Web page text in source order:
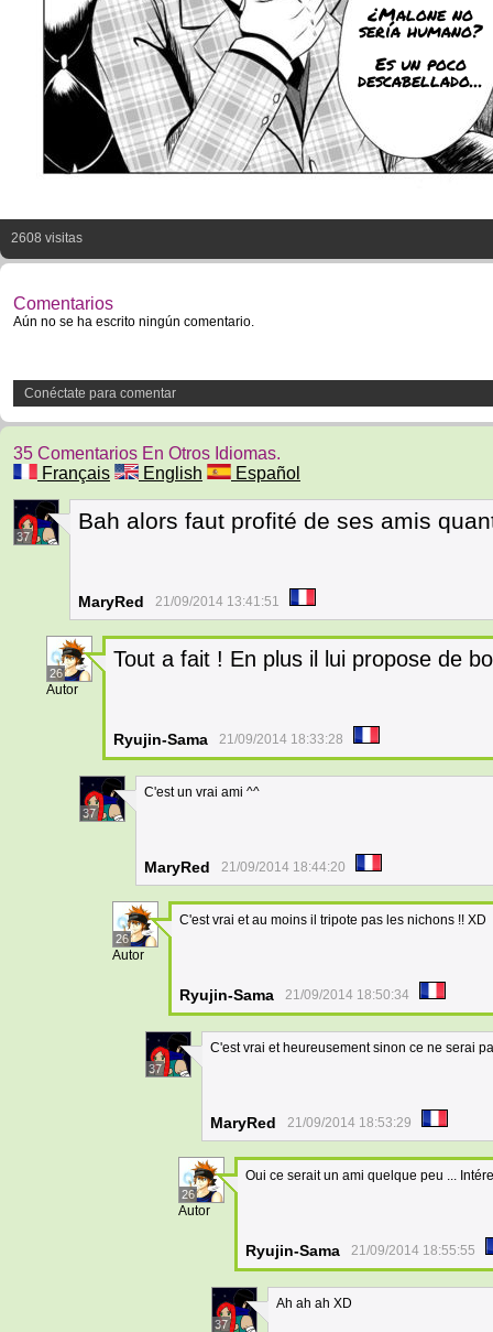
¿Malone no
sería humano?
Es un poco
descabellado...
2608 visitas
Comentarios
Aún no se ha escrito ningún comentario.
Conéctate para comentar
35 Comentarios En Otros Idiomas.
Français
English Español
37
Bah alors faut profité de ses amis
MaryRed 21/09/2014 13:41:51
26
Autor
Tout a fait ! En plus il lui propose de
Ryujin-Sama 21/09/2014 18:33:28
37
C'est un vrai ami ^^
MaryRed 21/09/2014 18:44:20
26
Autor
C'est vrai et au moins il tripote pas les nichons !! XD
Ryujin-Sama 21/09/2014 18:50:34
37
C'est vrai et heureusement sinon ce ne serai
MaryRed 21/09/2014 18:53:29
26
Autor
Oui ce serait un ami quelque peu ...
Ryujin-Sama 21/09/2014 18:55:55
37
Ah ah ah XD